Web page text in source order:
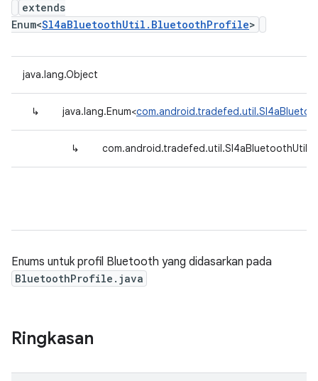
extends
Enum<Sl4aBluetoothUtil.BluetoothProfile>
java.lang.Object
↳ java.lang.Enum<
↳
Enums untuk profil Bluetooth yang didasarkan pada
BluetoothProfile.java
Ringkasan